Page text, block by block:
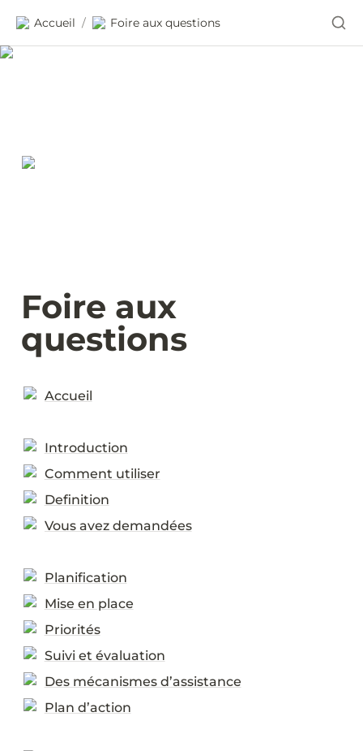
Accueil / Foire aux questions
Foire aux
questions
Accueil
Introduction
Comment utiliser
Definition
Vous avez demandées
Planification
Mise en place
Priorités
Suivi et évaluation
Des mécanismes d’assistance
Plan d’action